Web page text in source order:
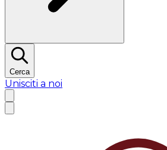
Cerca
Unisciti a noi